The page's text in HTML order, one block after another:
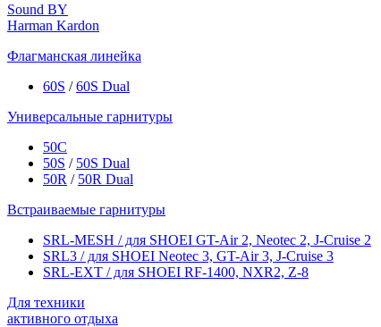
Sound BY
Harman Kardon
Флагманская линейка
60S /60S Dual
Универсальные гарнитуры
50C
50S / 50S Dual
50R / 50R Dual
Встраиваемые гарнитуры
SRL-MESH / для SHOEI GT-Air 2, Neotec 2, J-Cruise 2
SRL3 / для SHOEI Neotec 3, GT-Air 3, J‑Cruise 3
SRL-EXT / для SHOEI RF-1400, NXR2, Z-8
Для техники
активного отдыха